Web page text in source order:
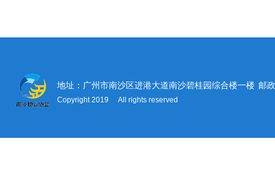
地址：广州市南沙区进港大道南沙碧桂园综合楼一楼 邮
Copyright 2019 All rights reserved